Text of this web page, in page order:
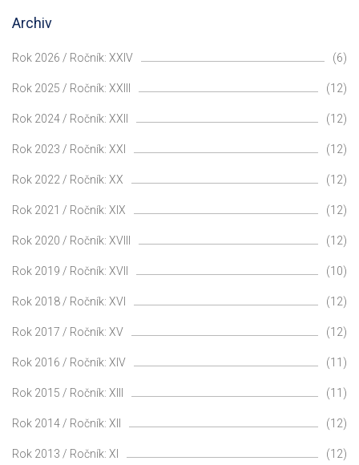
Archiv
Rok 2026 / Ročník: XXIV (6)
Rok 2025 / Ročník: XXIII (12)
Rok 2024 / Ročník: XXII (12)
Rok 2023 / Ročník: XXI (12)
Rok 2022 / Ročník: XX (12)
Rok 2021 / Ročník: XIX (12)
Rok 2020 / Ročník: XVIII (12)
Rok 2019 / Ročník: XVII (10)
Rok 2018 / Ročník: XVI (12)
Rok 2017 / Ročník: XV (12)
Rok 2016 / Ročník: XIV (11)
Rok 2015 / Ročník: XIII (11)
Rok 2014 / Ročník: XII (12)
Rok 2013 / Ročník: XI (12)